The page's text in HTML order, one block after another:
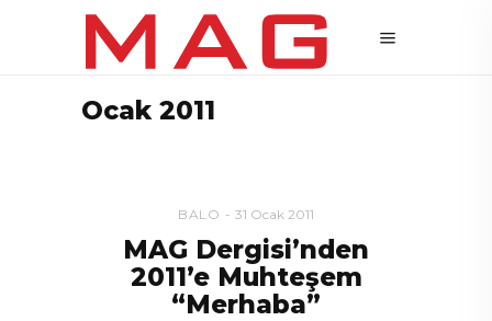
Ocak 2011
BALO 31 Ocak 2011
MAG Dergisi’nden
2011’e Muhteşem
“Merhaba”